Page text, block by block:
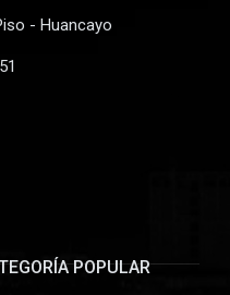
- Huancayo
POPULAR